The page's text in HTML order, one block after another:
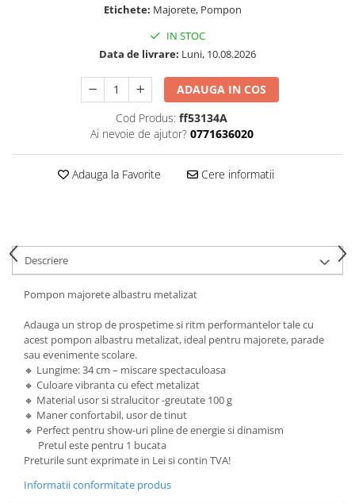
Animale miniaturale
Casute de papusi
SETURI SI PACHETE CADOU
MACHETE AUTO SCARA 1:43
Machete Politie / Carabinieri 1:43
Machete Prezidentiale 1:43
Machete Raliu 1:43 – Miniaturi
Oficiale și Replici Mașini de Raliu
Machete SUV-uri 1:43 – Miniaturi
Machete Taxi 1:43
Machete Van-uri si Dubite 1:43 –
Miniaturi Autoutilitare si Vehicule
Comerciale
Muscle Cars / Sport 1:43
MACHETE AUTO ROMANESTI
Machete Auto Romanesti 1:43
Machete Auto Romanesti 1:18
Machete Auto Romanesti 1:24
Etichete: Majorete, Pompon
IN STOC
Data de livrare: Luni, 10.08.2026
ADAUGA IN COS
Cod Produs: ff53134A
Ai nevoie de ajutor? 0771636020
Adauga la Favorite Cere informatii
Descriere
Pompon majorete albastru metalizat
Adauga un strop de prospetime si ritm performantelor tale cu
acest pompon albastru metalizat, ideal pentru majorete, parade
sau evenimente scolare.
🔸 Lungime: 34 cm – miscare spectaculoasa
🔸 Culoare vibranta cu efect metalizat
🔸 Material usor si stralucitor -greutate 100 g
🔸 Maner confortabil, usor de tinut
🔸 Perfect pentru show-uri pline de energie si dinamism
Pretul este pentru 1 bucata
Preturile sunt exprimate in Lei si contin TVA!
Informatii conformitate produs